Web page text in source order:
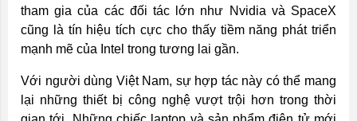
tham gia của các đối tác lớn như Nvidia và SpaceX
cũng là tín hiệu tích cực cho thấy tiềm năng phát triển
mạnh mẽ của Intel trong tương lai gần.
Với người dùng Việt Nam, sự hợp tác này có thể mang
lại những thiết bị công nghệ vượt trội hơn trong thời